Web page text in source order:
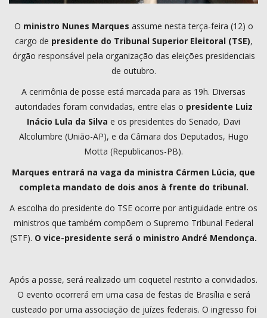
O ministro Nunes Marques assume nesta terça-feira (12) o
cargo de presidente do Tribunal Superior Eleitoral (TSE),
órgão responsável pela organização das eleições presidenciais
de outubro.
A cerimônia de posse está marcada para as 19h. Diversas
autoridades foram convidadas, entre elas o presidente Luiz
Inácio Lula da Silva e os presidentes do Senado, Davi
Alcolumbre (União-AP), e da Câmara dos Deputados, Hugo
Motta (Republicanos-PB).
Marques entrará na vaga da ministra Cármen Lúcia, que
completa mandato de dois anos à frente do tribunal.
A escolha do presidente do TSE ocorre por antiguidade entre os
ministros que também compõem o Supremo Tribunal Federal
(STF). O vice-presidente será o ministro André Mendonça.
Após a posse, será realizado um coquetel restrito a convidados.
O evento ocorrerá em uma casa de festas de Brasília e será
custeado por uma associação de juízes federais. O ingresso foi